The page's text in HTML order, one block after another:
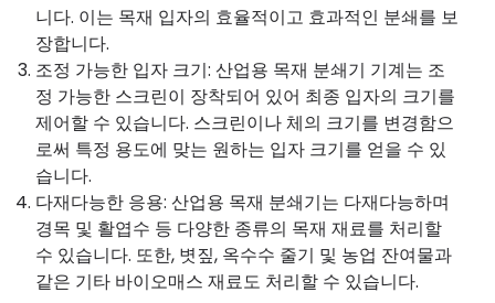
니다. 이는 목재 입자의 효율적이고 효과적인 분쇄를 보
장합니다.
조정 가능한 입자 크기: 산업용 목재 분쇄기 기계는 조
정 가능한 스크린이 장착되어 있어 최종 입자의 크기를
제어할 수 있습니다. 스크린이나 체의 크기를 변경함으
로써 특정 용도에 맞는 원하는 입자 크기를 얻을 수 있
습니다.
다재다능한 응용: 산업용 목재 분쇄기는 다재다능하며
경목 및 활엽수 등 다양한 종류의 목재 재료를 처리할
수 있습니다. 또한, 볏짚, 옥수수 줄기 및 농업 잔여물과
같은 기타 바이오매스 재료도 처리할 수 있습니다.